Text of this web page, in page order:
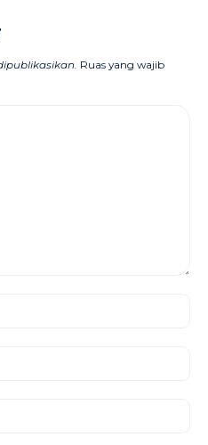
Ruas yang wajib